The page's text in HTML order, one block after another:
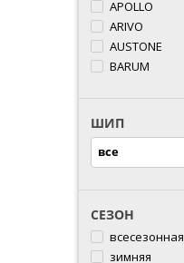
APOLLO
ARIVO
AUSTONE
BARUM
BRIDGESTONE
CACHLAND
COMFORSER
DEBICA
ШИП
все
СЕЗОН
всесезонная
зимняя